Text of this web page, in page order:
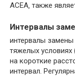
ACEA‚ также
Интервалы
интервалы замены
тяжелых условиях
на короткие
интервал.